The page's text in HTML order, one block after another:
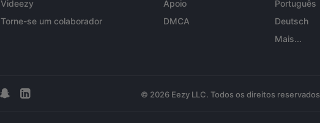
Videezy
Torne-se um colaborador
Apoio
DMCA
Português
Deutsch
Mais...
© 2026 Eezy LLC. Todos os direitos reservados